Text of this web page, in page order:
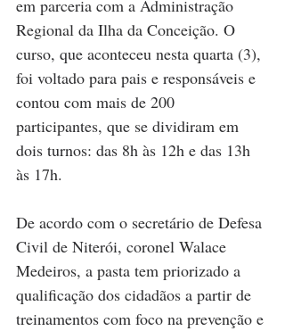
em parceria com a Administração
Regional da Ilha da Conceição. O
curso, que aconteceu nesta quarta (3),
foi voltado para pais e responsáveis e
contou com mais de 200
participantes, que se dividiram em
dois turnos: das 8h às 12h e das 13h
às 17h.
De acordo com o secretário de Defesa
Civil de Niterói, coronel Walace
Medeiros, a pasta tem priorizado a
qualificação dos cidadãos a partir de
treinamentos com foco na prevenção e